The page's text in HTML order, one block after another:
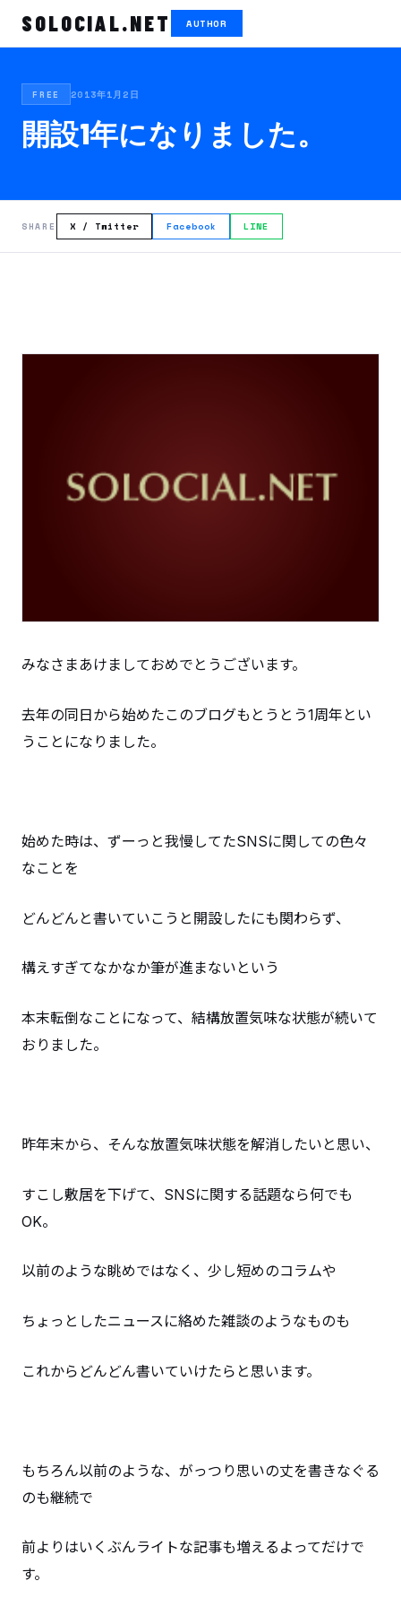
SOLOCIAL.NET AUTHOR
FREE 2013年1月2日
開設1年になりました。
SHARE X / Twitter Facebook LINE
みなさまあけましておめでとうございます。
去年の同日から始めたこのブログもとうとう1周年とい
うことになりました。
始めた時は、ずーっと我慢してたSNSに関しての色々
なことを
どんどんと書いていこうと開設したにも関わらず、
構えすぎてなかなか筆が進まないという
本末転倒なことになって、結構放置気味な状態が続いて
おりました。
昨年末から、そんな放置気味状態を解消したいと思い、
すこし敷居を下げて、SNSに関する話題なら何でも
OK。
以前のような眺めではなく、少し短めのコラムや
ちょっとしたニュースに絡めた雑談のようなものも
これからどんどん書いていけたらと思います。
もちろん以前のような、がっつり思いの丈を書きなぐる
のも継続で
前よりはいくぶんライトな記事も増えるよってだけで
す。